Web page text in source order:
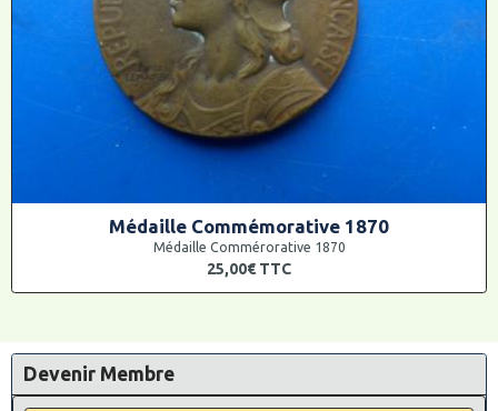
Médaille Commémorative 1870
Médaille Commérorative 1870
25,00€ TTC
Devenir Membre